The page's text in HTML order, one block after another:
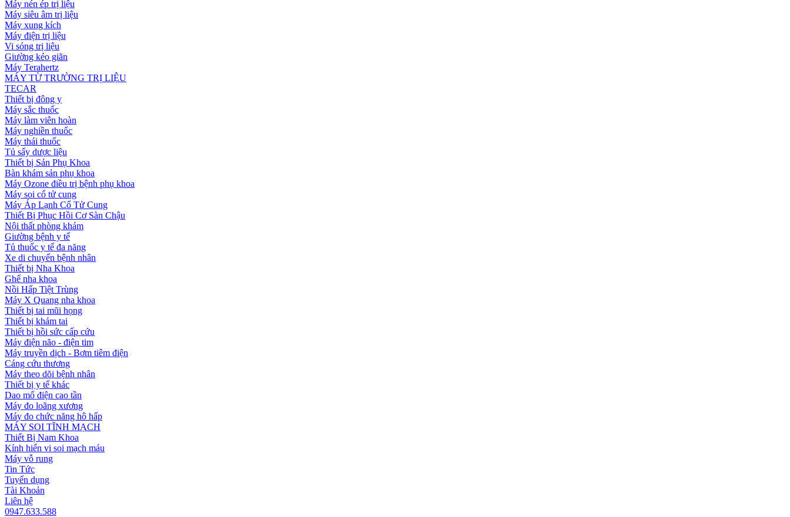
Máy nén ép trị liệu
Máy siêu âm trị liệu
Máy xung kích
Máy điện trị liệu
Vi sóng trị liệu
Giường kéo giãn
Máy Terahertz
MÁY TỪ TRƯỜNG TRỊ LIỆU
TECAR
Thiết bị đông y
Máy sắc thuốc
Máy làm viên hoàn
Máy nghiền thuốc
Máy thái thuốc
Tủ sấy dược liệu
Thiết bị Sản Phụ Khoa
Bàn khám sản phụ khoa
Máy Ozone điều trị bệnh phụ khoa
Máy soi cổ tử cung
Máy Áp Lạnh Cổ Tử Cung
Thiết Bị Phục Hồi Cơ Sàn Chậu
Nội thất phòng khám
Giường bệnh y tế
Tủ thuốc y tế đa năng
Xe di chuyển bệnh nhân
Thiết bị Nha Khoa
Ghế nha khoa
Nồi Hấp Tiệt Trùng
Máy X Quang nha khoa
Thiết bị tai mũi họng
Thiết bị khám tai
Thiết bị hồi sức cấp cứu
Máy điện não - điện tim
Máy truyền dịch - Bơm tiêm điện
Cáng cứu thương
Máy theo dõi bệnh nhân
Thiết bị y tế khác
Dao mổ điện cao tần
Máy đo loãng xương
Máy đo chức năng hô hấp
MÁY SOI TĨNH MẠCH
Thiết Bị Nam Khoa
Kính hiển vi soi mạch máu
Máy vỗ rung
Tin Tức
Tuyển dụng
Tài Khoản
Liên hệ
0947.633.588